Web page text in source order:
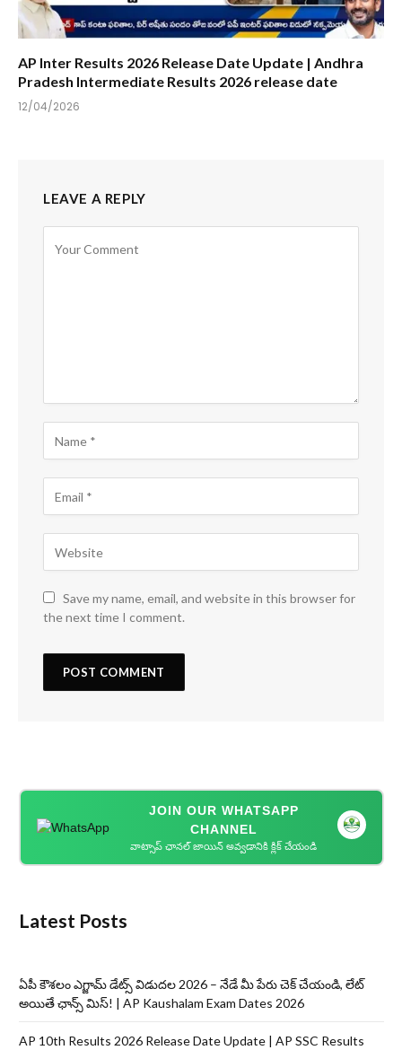
AP Inter Results 2026 Release Date Update | Andhra
Pradesh Intermediate Results 2026 release date
12/04/2026
LEAVE A REPLY
Save my name, email, and website in this browser for
the next time I comment.
JOIN OUR WHATSAPP
CHANNEL
వాట్సాప్ ఛానల్ జాయిన్ అవ్వడానికి క్లిక్ చేయండి
Latest Posts
ఏపీ కౌశలం ఎగ్జామ్ డేట్స్ విడుదల 2026 – నేడే మీ పేరు చెక్ చేయండి, లేట్
అయితే ఛాన్స్ మిస్! | AP Kaushalam Exam Dates 2026
AP 10th Results 2026 Release Date Update | AP SSC Results